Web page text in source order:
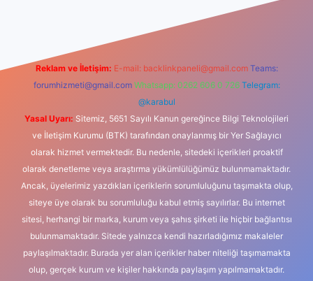
Reklam ve İletişim: E-mail: backlinkpaneli@gmail.com Teams:
forumhizmeti@gmail.com Whatsapp: 0262 606 0 726 Telegram:
@karabul
Yasal Uyarı: Sitemiz, 5651 Sayılı Kanun gereğince Bilgi Teknolojileri
ve İletişim Kurumu (BTK) tarafından onaylanmış bir Yer Sağlayıcı
olarak hizmet vermektedir. Bu nedenle, sitedeki içerikleri proaktif
olarak denetleme veya araştırma yükümlülüğümüz bulunmamaktadır.
Ancak, üyelerimiz yazdıkları içeriklerin sorumluluğunu taşımakta olup,
siteye üye olarak bu sorumluluğu kabul etmiş sayılırlar. Bu internet
sitesi, herhangi bir marka, kurum veya şahıs şirketi ile hiçbir bağlantısı
bulunmamaktadır. Sitede yalnızca kendi hazırladığımız makaleler
paylaşılmaktadır. Burada yer alan içerikler haber niteliği taşımamakta
olup, gerçek kurum ve kişiler hakkında paylaşım yapılmamaktadır.